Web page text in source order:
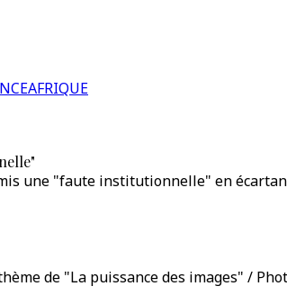
AFRIQUE
une "faute institutionnelle" en
de "La puissance des images" /